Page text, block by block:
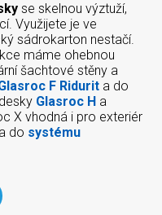
se skelnou výztuží,
Využijete je ve
sádrokarton nestačí.
máme ohebnou
šachtové stěny a
F Ridurit a do
Glasroc H a
X vhodná i pro exteriér
do systému